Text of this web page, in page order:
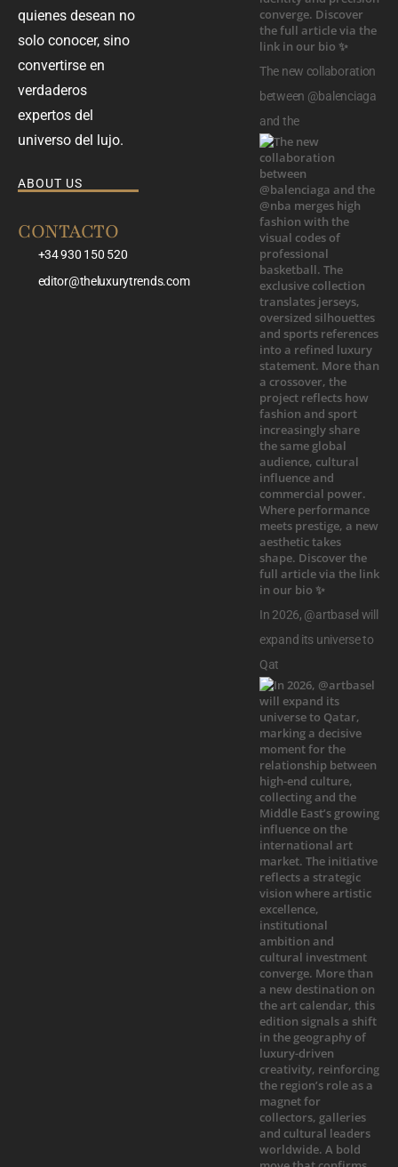
quienes desean no
solo conocer, sino
convertirse en
verdaderos
expertos del
universo del lujo.
ABOUT US
CONTACTO
+34 930 150 520
editor@theluxurytrends.com
The new collaboration
between @balenciaga
and the
In 2026, @artbasel will
expand its universe to
Qat